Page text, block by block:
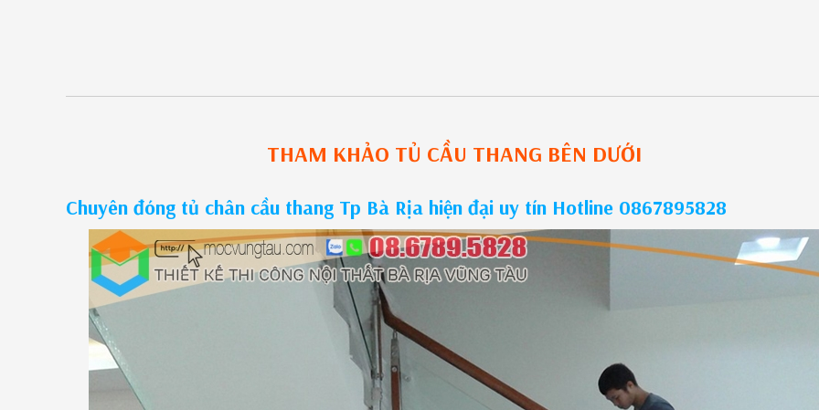
THAM KHẢO TỦ CẦU THANG BÊN DƯỚI
Chuyên đóng tủ chân cầu thang Tp Bà Rịa hiện đại uy tín Hotline 0867895828